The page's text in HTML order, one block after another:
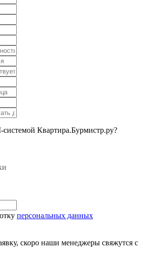
системой Квартира.Бурмистр.ру?
персональных данных
скоро наши менеджеры свяжутся с